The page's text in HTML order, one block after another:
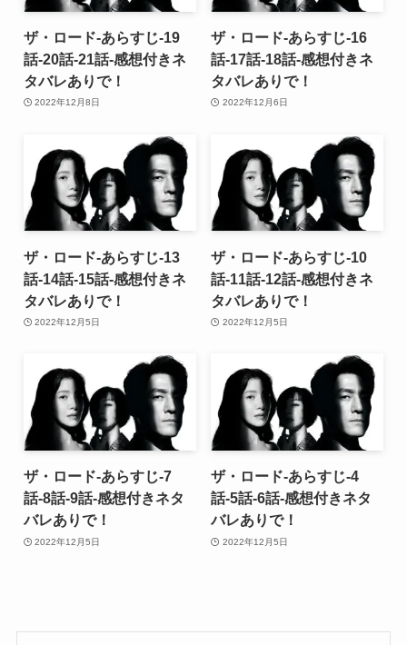
ザ・ロード-あらすじ-19
話-20話-21話-感想付きネ
タバレありで！
2022年12月8日
ザ・ロード-あらすじ-16
話-17話-18話-感想付きネ
タバレありで！
2022年12月6日
ザ・ロード-あらすじ-13
話-14話-15話-感想付きネ
タバレありで！
2022年12月5日
ザ・ロード-あらすじ-10
話-11話-12話-感想付きネ
タバレありで！
2022年12月5日
ザ・ロード-あらすじ-7
話-8話-9話-感想付きネタ
バレありで！
2022年12月5日
ザ・ロード-あらすじ-4
話-5話-6話-感想付きネタ
バレありで！
2022年12月5日